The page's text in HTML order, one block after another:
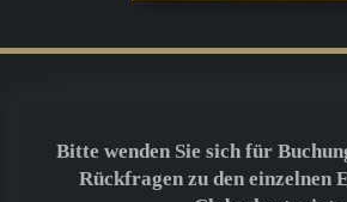
Bitte wenden Sie sich für
Rückfragen zu den einzelnen